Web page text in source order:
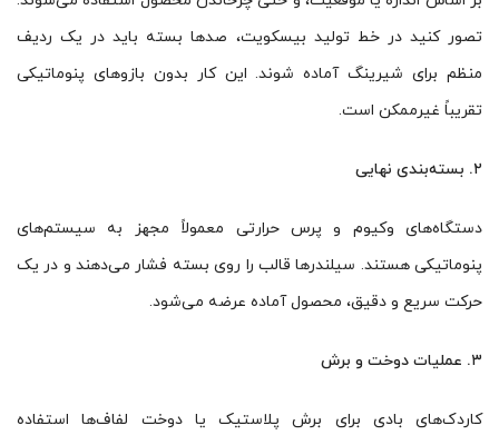
تصور کنید در خط تولید بیسکویت، صدها بسته باید در یک ردیف
منظم برای شیرینگ آماده شوند. این کار بدون بازوهای پنوماتیکی
تقریباً غیرممکن است.
۲. بسته‌بندی نهایی
دستگاه‌های وکیوم و پرس حرارتی معمولاً مجهز به سیستم‌های
پنوماتیکی هستند. سیلندرها قالب را روی بسته فشار می‌دهند و در یک
حرکت سریع و دقیق، محصول آماده عرضه می‌شود.
۳. عملیات دوخت و برش
کاردک‌های بادی برای برش پلاستیک یا دوخت لفاف‌ها استفاده